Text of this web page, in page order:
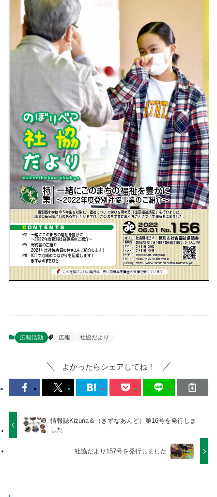
広報活動 広報 社協だより
よかったらシェアしてね！
情報誌Kizuna＆（きずなあんど）第16号を発行しま
した
社協だより157号を発行しました